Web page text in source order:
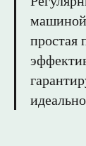
машиной
простая